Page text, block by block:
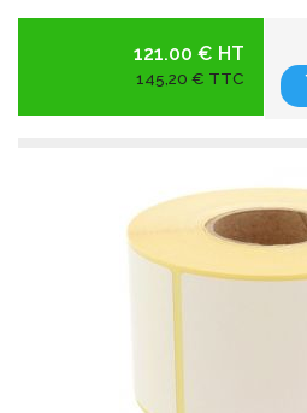
121.00 € HT
145,20 € TTC